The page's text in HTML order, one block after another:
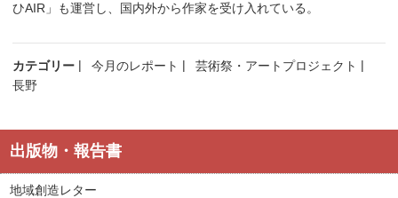
ひAIR」も運営し、国内外から作家を受け入れている。
カテゴリー 今月のレポート
芸術祭・アートプロジェクト
長野
出版物・報告書
地域創造レター